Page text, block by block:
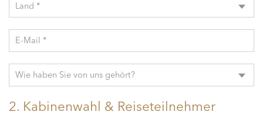
Land *
E-Mail *
Wie haben Sie von uns gehört?
2. Kabinenwahl & Reiseteilnehmer